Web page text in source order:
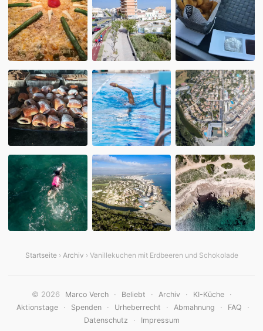
Startseite› Archiv › Vanillekuchen mit Erdbeeren und Schokolade
© 2026 Marco Verch · Beliebt · Archiv · KI-Küche ·
Aktionstage · Spenden · Urheberrecht · Abmahnung · FAQ ·
Datenschutz · Impressum